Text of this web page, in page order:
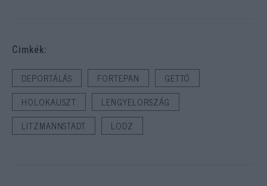
Cimkék:
DEPORTÁLÁS FORTEPAN
GETTÓ
HOLOKAUSZT
LENGYELORSZÁG
LITZMANNSTADT
LODZ